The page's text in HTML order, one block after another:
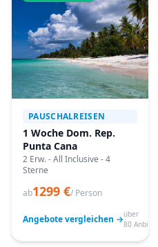
PAUSCHALREISEN
1 Woche Dom. Rep.
Punta Cana
2 Erw. - All Inclusive - 4
Sterne
ab1299 €/ Person
Angebote vergleichen →über
80 Anbieter